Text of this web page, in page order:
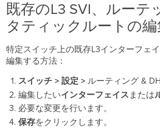
既存のL3 SVI、ルーテ
タティックルートの編
特定スイッチ上の既存L3インターフェ
編集する方法：
スイッチ > 設定 > ルーティング &
編集したいインターフェイスまたは
必要な変更を行います。
保存をクリックします。